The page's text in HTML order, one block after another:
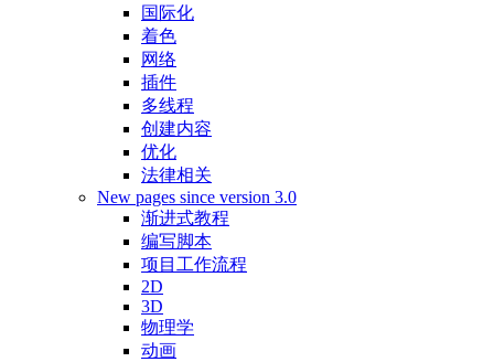
国际化
着色
网络
插件
多线程
创建内容
优化
法律相关
New pages since version 3.0
渐进式教程
编写脚本
项目工作流程
2D
3D
物理学
动画